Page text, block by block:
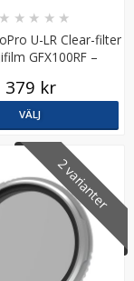
– färg väljs
U-LR Clear-filter
GFX100RF –
★ ★ ★ ★ ★
379 kr
VÄLJ
2 varianter